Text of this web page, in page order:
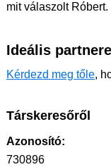
mit válaszolt Róbert.
Ideális
Kérdezd meg tőle,
Társkeresőről
Azonosító:
730896